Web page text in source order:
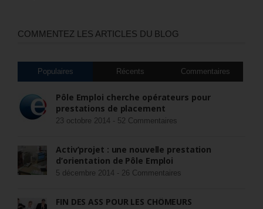
COMMENTEZ LES ARTICLES DU BLOG
Populaires Récents Commentaires
Pôle Emploi cherche opérateurs pour
prestations de placement
23 octobre 2014 - 52 Commentaires
Activ’projet : une nouvelle prestation
d’orientation de Pôle Emploi
5 décembre 2014 - 26 Commentaires
FIN DES ASS POUR LES CHÔMEURS